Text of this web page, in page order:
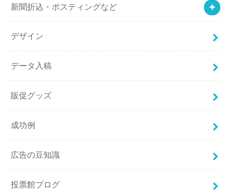
新聞折込・ポスティングなど
デザイン
データ入稿
販促グッズ
成功例
広告の豆知識
投票館ブログ